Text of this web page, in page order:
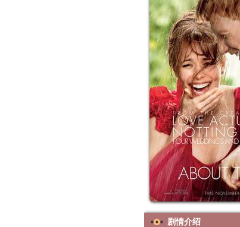
剧情介绍